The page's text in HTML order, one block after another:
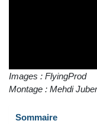
Images : FlyingProd
Montage : Mehdi
Sommaire